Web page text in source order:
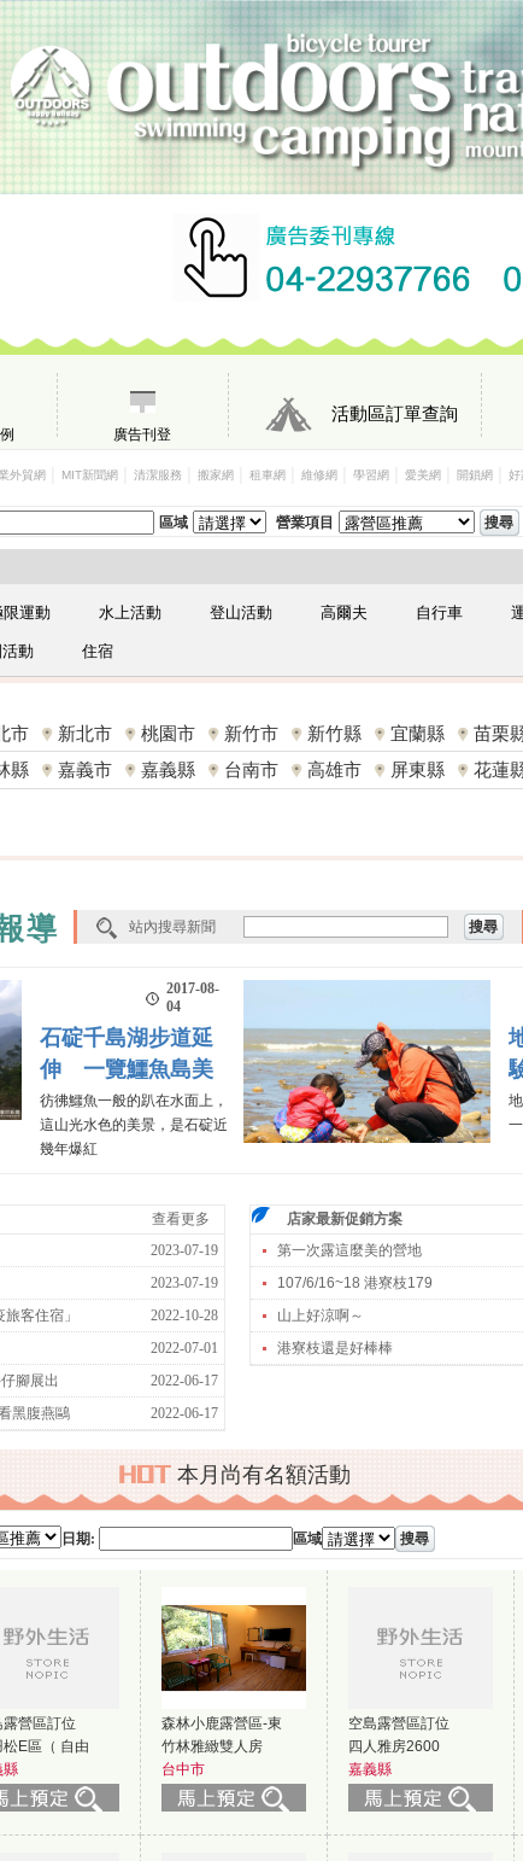
廣告刊登
活動區訂單查詢
外貿網 MIT新聞網 清潔服務 搬家網 租車網 維修網 學習網 愛美網 開鎖網 好
區域 營業項目
限運動 水上活動 登山活動 高爾夫 自行車
動 住宿
市 新北市 桃園市 新竹市 新竹縣 宜蘭縣 苗栗
縣 嘉義市 嘉義縣 台南市 高雄市 屏東縣 花蓮
導 站內搜尋新聞
2017-08-
04
石碇千島湖步道延
伸 一覽鱷魚島美
彷彿鱷魚一般的趴在水面上，
這山光水色的美景，是石碇近
幾年爆紅
查看更多
2023-07-19
2023-07-19
客住宿」
2022-10-28
2022-07-01
腳展出
2022-06-17
黑腹燕鷗
2022-06-17
店家最新促銷方案
第一次露這麼美的營地
107/6/16~18 港寮枝179
山上好涼啊～
港寮枝還是好棒棒
本月尚有名額活動
日期: 區域
露營區訂位
松E區（ 自由
縣
森林小鹿露營區-東
竹林雅緻雙人房
台中市
空島露營區訂位
四人雅房2600
嘉義縣